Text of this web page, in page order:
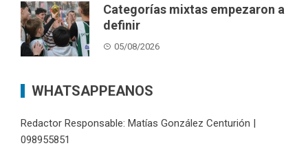
Categorías mixtas empezaron a
definir
05/08/2026
WHATSAPPEANOS
Redactor Responsable: Matías González Centurión |
098955851